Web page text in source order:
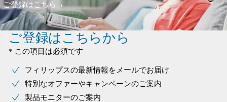
ご登録はこちら
ご登録はこちらから
* この項目は必須です
フィリップスの最新情報をメールでお届け
特別なオファーやキャンペーンのご案内
製品モニターのご案内